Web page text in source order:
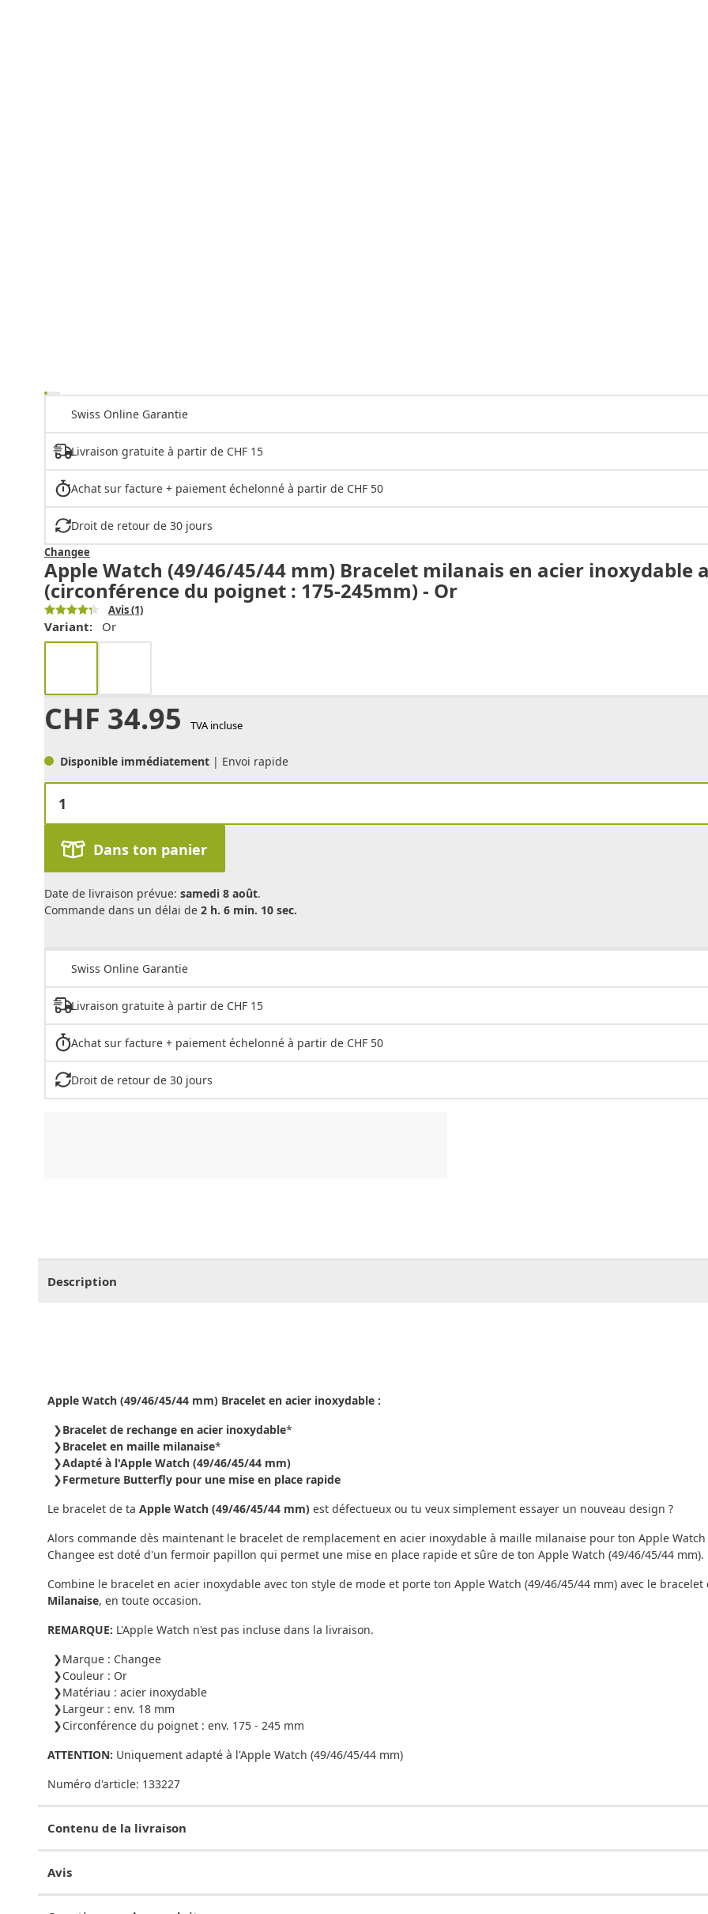
Swiss Online Garantie
Livraison gratuite à partir de CHF 15
Achat sur facture + paiement échelonné à partir de CHF 50
Droit de retour de 30 jours
Changee
Apple Watch (49/46/45/44 mm) Bracelet milanais en acier inoxydable
(circonférence du poignet : 175-245mm) - Or
Avis(1)
Variant: Or
CHF 34.95 TVA incluse
Disponible immédiatement | Envoi rapide
Dans ton panier
Date de livraison prévue: samedi 8 août.
Commande dans un délai de 2 h. 6 min. 10 sec.
Swiss Online Garantie
Livraison gratuite à partir de CHF 15
Achat sur facture + paiement échelonné à partir de CHF 50
Droit de retour de 30 jours
Description
Apple Watch (49/46/45/44 mm) Bracelet en acier inoxydable :
Bracelet de rechange en acier inoxydable*
Bracelet en maille milanaise*
Adapté à l'Apple Watch (49/46/45/44 mm)
Fermeture Butterfly pour une mise en place rapide
Le bracelet de ta Apple Watch (49/46/45/44 mm) est défectueux ou tu veux simplement essayer un nouveau design ?
Alors commande dès maintenant le bracelet de remplacement en acier inoxydable à maille milanaise pour ton Apple Watch
Changee est doté d'un fermoir papillon qui permet une mise en place rapide et sûre de ton Apple Watch (49/46/45/44 mm).
Combine le bracelet en acier inoxydable avec ton style de mode et porte ton Apple Watch (49/46/45/44 mm) avec le
Milanaise, en toute occasion.
REMARQUE: L'Apple Watch n'est pas incluse dans la livraison.
Marque : Changee
Couleur : Or
Matériau : acier inoxydable
Largeur : env. 18 mm
Circonférence du poignet : env. 175 - 245 mm
ATTENTION: Uniquement adapté à l'Apple Watch (49/46/45/44 mm)
Numéro d'article: 133227
Contenu de la livraison
Avis